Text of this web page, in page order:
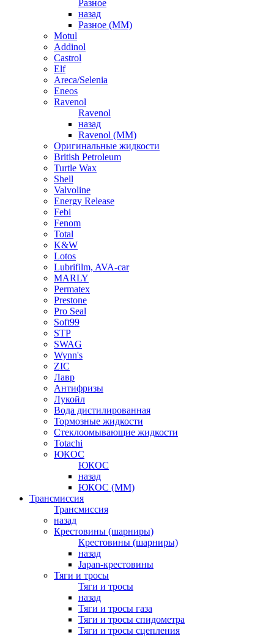
Разное
назад
Разное (ММ)
Motul
Addinol
Castrol
Elf
Areca/Selenia
Eneos
Ravenol
Ravenol
назад
Ravenol (ММ)
Оригинальные жидкости
British Petroleum
Turtle Wax
Shell
Valvoline
Energy Release
Febi
Fenom
Total
K&W
Lotos
Lubrifilm, AVA-car
MARLY
Permatex
Prestone
Pro Seal
Soft99
STP
SWAG
Wynn's
ZIC
Лавр
Антифризы
Лукойл
Вода дистилированная
Тормозные жидкости
Стеклоомывающие жидкости
Totachi
ЮКОС
ЮКОС
назад
ЮКОС (ММ)
Трансмиссия
Трансмиссия
назад
Крестовины (шарниры)
Крестовины (шарниры)
назад
Japan-крестовины
Тяги и тросы
Тяги и тросы
назад
Тяги и тросы газа
Тяги и тросы спидометра
Тяги и тросы сцепления